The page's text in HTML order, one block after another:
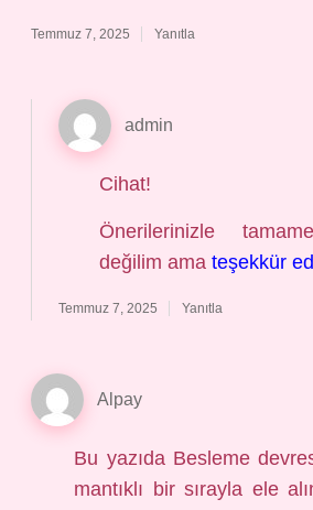
Temmuz 7, 2025 Yanıtla
admin
Cihat!
Önerilerinizle
değilim ama teşekkür
Temmuz 7, 2025 Yanıtla
Alpay
Bu yazıda Besleme
mantıklı bir sırayla ele